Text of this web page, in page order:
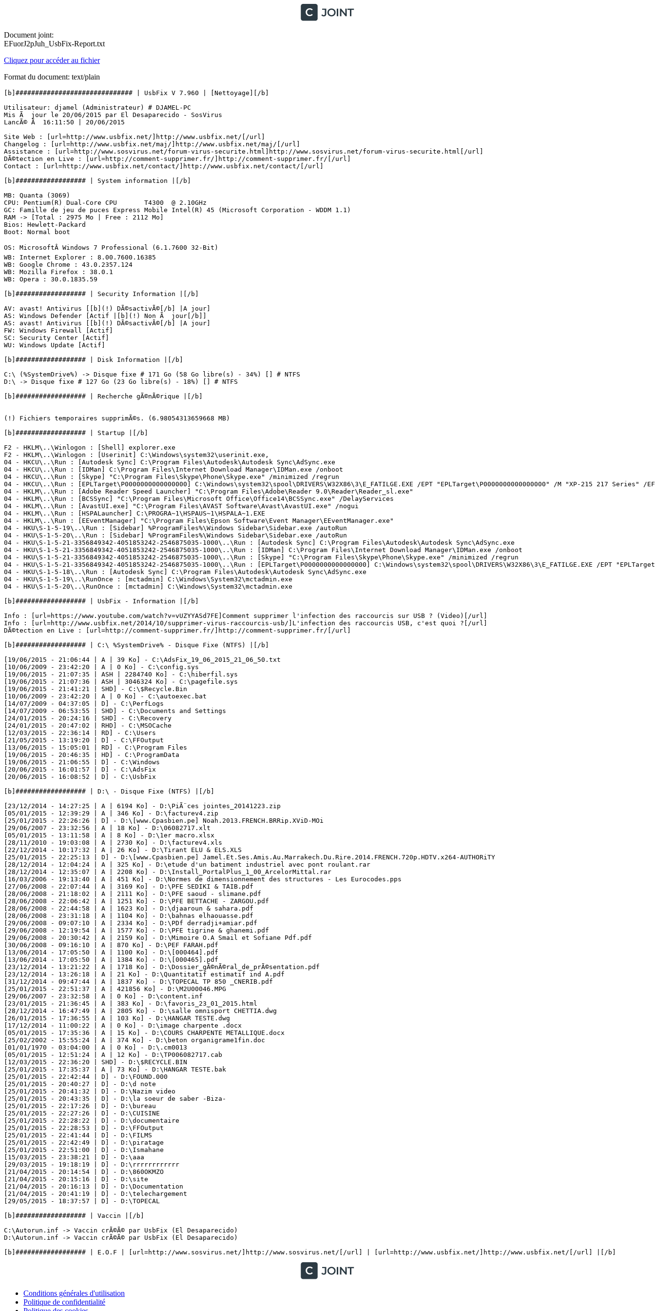
Document joint:
EFuorJ2pJuh_UsbFix-Report.txt
Cliquez pour accéder au fichier
Format du document: text/plain
[b]############################## | UsbFix V 7.960 | [Nettoyage][/b]
Utilisateur: djamel (Administrateur) # DJAMEL-PC
Mis Ã  jour le 20/06/2015 par El Desaparecido - SosVirus
LancÃ© Ã  16:11:50 | 20/06/2015
Site Web : [url=http://www.usbfix.net/]http://www.usbfix.net/[/url]
Changelog : [url=http://www.usbfix.net/maj/]http://www.usbfix.net/maj/[/url]
Assistance : [url=http://www.sosvirus.net/forum-virus-securite.html]http://www.sosvirus.net/forum-virus-securite.html[/url]
DÃ©tection en Live : [url=http://comment-supprimer.fr/]http://comment-supprimer.fr/[/url]
Contact : [url=http://www.usbfix.net/contact/]http://www.usbfix.net/contact/[/url]
[b]################## | System information |[/b]
MB: Quanta (3069)
CPU: Pentium(R) Dual-Core CPU       T4300  @ 2.10GHz
GC: Famille de jeu de puces Express Mobile Intel(R) 45 (Microsoft Corporation - WDDM 1.1)
RAM -> [Total : 2975 Mo | Free : 2112 Mo]
Bios: Hewlett-Packard
Boot: Normal boot
OS: MicrosoftÂ Windows 7 Professional (6.1.7600 32-Bit)
WB: Internet Explorer : 8.00.7600.16385
WB: Google Chrome : 43.0.2357.124
WB: Mozilla Firefox : 38.0.1
WB: Opera : 30.0.1835.59
[b]################## | Security Information |[/b]
AV: avast! Antivirus [[b](!) DÃ©sactivÃ©[/b] |A jour]
AS: Windows Defender [Actif |[b](!) Non Ã  jour[/b]]
AS: avast! Antivirus [[b](!) DÃ©sactivÃ©[/b] |A jour]
FW: Windows Firewall [Actif]
SC: Security Center [Actif]
WU: Windows Update [Actif]
[b]################## | Disk Information |[/b]
C:\ (%SystemDrive%) -> Disque fixe # 171 Go (58 Go libre(s) - 34%) [] # NTFS
D:\ -> Disque fixe # 127 Go (23 Go libre(s) - 18%) [] # NTFS
[b]################## | Recherche gÃ©nÃ©rique |[/b]
(!) Fichiers temporaires supprimÃ©s. (6.98054313659668 MB)
[b]################## | Startup |[/b]
F2 - HKLM\..\Winlogon : [Shell] explorer.exe
F2 - HKLM\..\Winlogon : [Userinit] C:\Windows\system32\userinit.exe,
04 - HKCU\..\Run : [Autodesk Sync] C:\Program Files\Autodesk\Autodesk Sync\AdSync.exe
04 - HKCU\..\Run : [IDMan] C:\Program Files\Internet Download Manager\IDMan.exe /onboot
04 - HKCU\..\Run : [Skype] "C:\Program Files\Skype\Phone\Skype.exe" /minimized /regrun
04 - HKCU\..\Run : [EPLTarget\P0000000000000000] C:\Windows\system32\spool\DRIVERS\W32X86\3\E_FATILGE.EXE /EPT "EPLTarget\P0000000000000000" /M "XP-215 217 Series" /EF
04 - HKLM\..\Run : [Adobe Reader Speed Launcher] "C:\Program Files\Adobe\Reader 9.0\Reader\Reader_sl.exe"
04 - HKLM\..\Run : [BCSSync] "C:\Program Files\Microsoft Office\Office14\BCSSync.exe" /DelayServices
04 - HKLM\..\Run : [AvastUI.exe] "C:\Program Files\AVAST Software\Avast\AvastUI.exe" /nogui
04 - HKLM\..\Run : [HSPALauncher] C:\PROGRA~1\HSPAUS~1\HSPALA~1.EXE
04 - HKLM\..\Run : [EEventManager] "C:\Program Files\Epson Software\Event Manager\EEventManager.exe"
04 - HKU\S-1-5-19\..\Run : [Sidebar] %ProgramFiles%\Windows Sidebar\Sidebar.exe /autoRun
04 - HKU\S-1-5-20\..\Run : [Sidebar] %ProgramFiles%\Windows Sidebar\Sidebar.exe /autoRun
04 - HKU\S-1-5-21-3356849342-4051853242-2546875035-1000\..\Run : [Autodesk Sync] C:\Program Files\Autodesk\Autodesk Sync\AdSync.exe
04 - HKU\S-1-5-21-3356849342-4051853242-2546875035-1000\..\Run : [IDMan] C:\Program Files\Internet Download Manager\IDMan.exe /onboot
04 - HKU\S-1-5-21-3356849342-4051853242-2546875035-1000\..\Run : [Skype] "C:\Program Files\Skype\Phone\Skype.exe" /minimized /regrun
04 - HKU\S-1-5-21-3356849342-4051853242-2546875035-1000\..\Run : [EPLTarget\P0000000000000000] C:\Windows\system32\spool\DRIVERS\W32X86\3\E_FATILGE.EXE /EPT
04 - HKU\S-1-5-18\..\Run : [Autodesk Sync] C:\Program Files\Autodesk\Autodesk Sync\AdSync.exe
04 - HKU\S-1-5-19\..\RunOnce : [mctadmin] C:\Windows\System32\mctadmin.exe
04 - HKU\S-1-5-20\..\RunOnce : [mctadmin] C:\Windows\System32\mctadmin.exe
[b]################## | UsbFix - Information |[/b]
Info : [url=https://www.youtube.com/watch?v=vUZYYASd7FE]Comment supprimer l'infection des raccourcis sur USB ? (Video)[/url]
Info : [url=http://www.usbfix.net/2014/10/supprimer-virus-raccourcis-usb/]L'infection des raccourcis USB, c'est quoi ?[/url]
DÃ©tection en Live : [url=http://comment-supprimer.fr/]http://comment-supprimer.fr/[/url]
[b]################## | C:\ %SystemDrive% - Disque Fixe (NTFS) |[/b]
[19/06/2015 - 21:06:44 | A | 39 Ko] - C:\AdsFix_19_06_2015_21_06_50.txt
[10/06/2009 - 23:42:20 | A | 0 Ko] - C:\config.sys
[19/06/2015 - 21:07:35 | ASH | 2284740 Ko] - C:\hiberfil.sys
[19/06/2015 - 21:07:36 | ASH | 3046324 Ko] - C:\pagefile.sys
[19/06/2015 - 21:41:21 | SHD] - C:\$Recycle.Bin
[10/06/2009 - 23:42:20 | A | 0 Ko] - C:\autoexec.bat
[14/07/2009 - 04:37:05 | D] - C:\PerfLogs
[14/07/2009 - 06:53:55 | SHD] - C:\Documents and Settings
[24/01/2015 - 20:24:16 | SHD] - C:\Recovery
[24/01/2015 - 20:47:02 | RHD] - C:\MSOCache
[12/03/2015 - 22:36:14 | RD] - C:\Users
[21/05/2015 - 13:19:20 | D] - C:\FFOutput
[13/06/2015 - 15:05:01 | RD] - C:\Program Files
[19/06/2015 - 20:46:35 | HD] - C:\ProgramData
[19/06/2015 - 21:06:55 | D] - C:\Windows
[20/06/2015 - 16:01:57 | D] - C:\AdsFix
[20/06/2015 - 16:08:52 | D] - C:\UsbFix
[b]################## | D:\ - Disque Fixe (NTFS) |[/b]
[23/12/2014 - 14:27:25 | A | 6194 Ko] - D:\PiÃ¨ces jointes_20141223.zip
[05/01/2015 - 12:39:29 | A | 346 Ko] - D:\facturev4.zip
[25/01/2015 - 22:26:26 | D] - D:\[www.Cpasbien.pe] Noah.2013.FRENCH.BRRip.XViD-MOi
[29/06/2007 - 23:32:56 | A | 18 Ko] - D:\06082717.xlt
[05/01/2015 - 13:11:58 | A | 8 Ko] - D:\1er macro.xlsx
[28/11/2010 - 19:03:08 | A | 2730 Ko] - D:\facturev4.xls
[22/12/2014 - 10:17:32 | A | 26 Ko] - D:\Tirant ELU & ELS.XLS
[25/01/2015 - 22:25:13 | D] - D:\[www.Cpasbien.pe] Jamel.Et.Ses.Amis.Au.Marrakech.Du.Rire.2014.FRENCH.720p.HDTV.x264-AUTHORiTY
[28/12/2014 - 12:04:24 | A | 325 Ko] - D:\etude d'un batiment industriel avec pont roulant.rar
[28/12/2014 - 12:35:07 | A | 2208 Ko] - D:\Install_PortalPlus_1_00_ArcelorMittal.rar
[16/03/2006 - 19:13:40 | A | 451 Ko] - D:\Normes de dimensionnement des structures - Les Eurocodes.pps
[27/06/2008 - 22:07:44 | A | 3169 Ko] - D:\PFE SEDIKI & TAIB.pdf
[28/06/2008 - 21:18:02 | A | 2111 Ko] - D:\PFE saoud - slimane.pdf
[28/06/2008 - 22:06:42 | A | 1251 Ko] - D:\PFE BETTACHE - ZARGOU.pdf
[28/06/2008 - 22:44:58 | A | 1623 Ko] - D:\djaaroun & sahara.pdf
[28/06/2008 - 23:31:18 | A | 1104 Ko] - D:\bahnas elhaouasse.pdf
[29/06/2008 - 09:07:10 | A | 2334 Ko] - D:\PDf derradji+amiar.pdf
[29/06/2008 - 12:19:54 | A | 1577 Ko] - D:\PFE tigrine & ghanemi.pdf
[29/06/2008 - 20:30:42 | A | 2159 Ko] - D:\Mimoire O.A Smail et Sofiane Pdf.pdf
[30/06/2008 - 09:16:10 | A | 870 Ko] - D:\PEF FARAH.pdf
[13/06/2014 - 17:05:50 | A | 1100 Ko] - D:\[000464].pdf
[13/06/2014 - 17:05:50 | A | 1384 Ko] - D:\[000465].pdf
[23/12/2014 - 13:21:22 | A | 1718 Ko] - D:\Dossier_gÃ©nÃ©ral_de_prÃ©sentation.pdf
[23/12/2014 - 13:26:18 | A | 21 Ko] - D:\Quantitatif estimatif ind A.pdf
[31/12/2014 - 09:47:44 | A | 1837 Ko] - D:\TOPECAL TP 850 _CNERIB.pdf
[25/01/2015 - 22:51:37 | A | 421856 Ko] - D:\M2U00046.MPG
[29/06/2007 - 23:32:58 | A | 0 Ko] - D:\content.inf
[23/01/2015 - 21:36:45 | A | 383 Ko] - D:\favoris_23_01_2015.html
[28/12/2014 - 16:47:49 | A | 2805 Ko] - D:\salle omnisport CHETTIA.dwg
[26/01/2015 - 17:36:55 | A | 103 Ko] - D:\HANGAR TESTE.dwg
[17/12/2014 - 11:00:22 | A | 0 Ko] - D:\image charpente .docx
[05/01/2015 - 17:35:36 | A | 15 Ko] - D:\COURS CHARPENTE METALLIQUE.docx
[25/02/2002 - 15:55:24 | A | 374 Ko] - D:\beton organigrame1fin.doc
[01/01/1970 - 03:04:00 | A | 0 Ko] - D:\.cm0013
[05/01/2015 - 12:51:24 | A | 12 Ko] - D:\TP006082717.cab
[12/03/2015 - 22:36:20 | SHD] - D:\$RECYCLE.BIN
[25/01/2015 - 17:35:37 | A | 73 Ko] - D:\HANGAR TESTE.bak
[25/01/2015 - 22:42:44 | D] - D:\FOUND.000
[25/01/2015 - 20:40:27 | D] - D:\d note
[25/01/2015 - 20:41:32 | D] - D:\Nazim video
[25/01/2015 - 20:43:35 | D] - D:\la soeur de saber -Biza-
[25/01/2015 - 22:17:26 | D] - D:\bureau
[25/01/2015 - 22:27:26 | D] - D:\CUISINE
[25/01/2015 - 22:28:22 | D] - D:\documentaire
[25/01/2015 - 22:28:53 | D] - D:\FFOutput
[25/01/2015 - 22:41:44 | D] - D:\FILMS
[25/01/2015 - 22:42:49 | D] - D:\piratage
[25/01/2015 - 22:51:00 | D] - D:\Ismahane
[15/03/2015 - 23:38:21 | D] - D:\aaa
[29/03/2015 - 19:18:19 | D] - D:\rrrrrrrrrrrr
[21/04/2015 - 20:14:54 | D] - D:\860OKMZO
[21/04/2015 - 20:15:16 | D] - D:\site
[21/04/2015 - 20:16:13 | D] - D:\Documentation
[21/04/2015 - 20:41:19 | D] - D:\telechargement
[29/05/2015 - 18:37:57 | D] - D:\TOPECAL
[b]################## | Vaccin |[/b]
C:\Autorun.inf -> Vaccin crÃ©Ã© par UsbFix (El Desaparecido)
D:\Autorun.inf -> Vaccin crÃ©Ã© par UsbFix (El Desaparecido)
Conditions générales d'utilisation
Politique de confidentialité